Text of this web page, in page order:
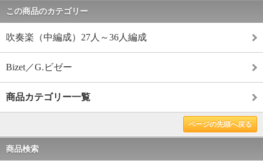
この商品のカテゴリー
吹奏楽（中編成）27人～36人編成
Bizet／G.ビゼー
商品カテゴリー一覧
ページの先頭へ戻る
商品検索